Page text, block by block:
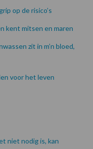
op de risico’s
kent mitsen en maren
zit in m’n bloed,
voor het leven
niet nodig is, kan